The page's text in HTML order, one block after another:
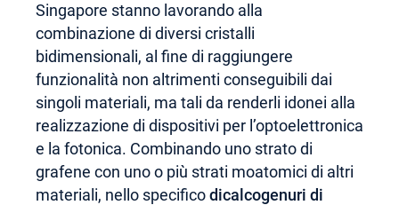
Singapore stanno lavorando alla
combinazione di diversi cristalli
bidimensionali, al fine di raggiungere
funzionalità non altrimenti conseguibili dai
singoli materiali, ma tali da renderli idonei alla
realizzazione di dispositivi per l’optoelettronica
e la fotonica. Combinando uno strato di
grafene con uno o più strati moatomici di altri
materiali, nello specificodicalcogenuri di